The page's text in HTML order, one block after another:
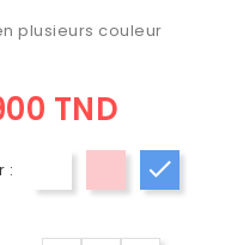
plusieurs couleur
TND
: Rose